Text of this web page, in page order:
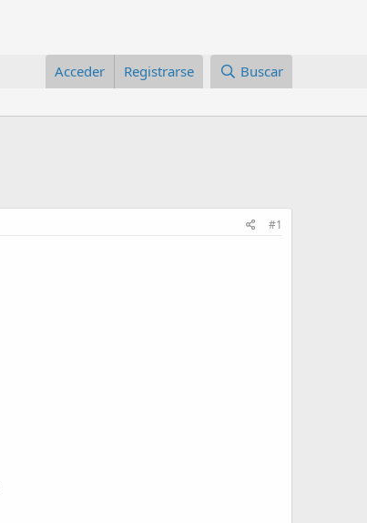
Acceder Registrarse Buscar
#1